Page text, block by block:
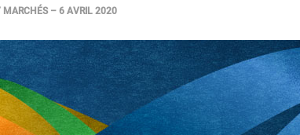
MARCHÉS – 6 AVRIL 2020